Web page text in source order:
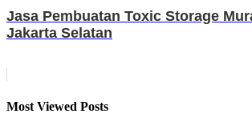
Jasa Pembuatan Toxic Storage
Jakarta Selatan
Most Viewed Posts